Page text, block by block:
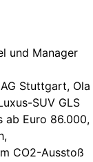
und Manager
Stuttgart, Ola
SUV GLS
ab Euro 86.000,
CO2-Ausstoß